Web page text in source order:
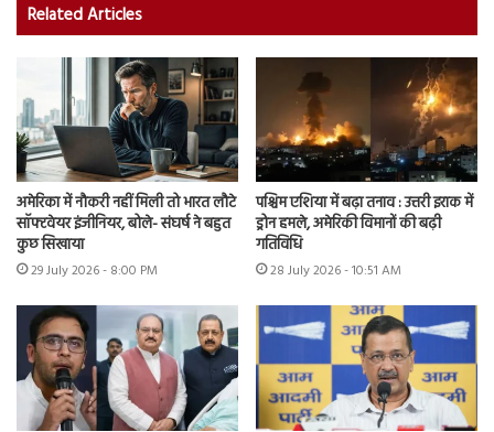
Related Articles
अमेरिका में नौकरी नहीं मिली तो भारत लौटे
सॉफ्टवेयर इंजीनियर, बोले- संघर्ष ने बहुत
कुछ सिखाया
29 July 2026 - 8:00 PM
पश्चिम एशिया में बढ़ा तनाव : उत्तरी इराक में
ड्रोन हमले, अमेरिकी विमानों की बढ़ी
गतिविधि
28 July 2026 - 10:51 AM